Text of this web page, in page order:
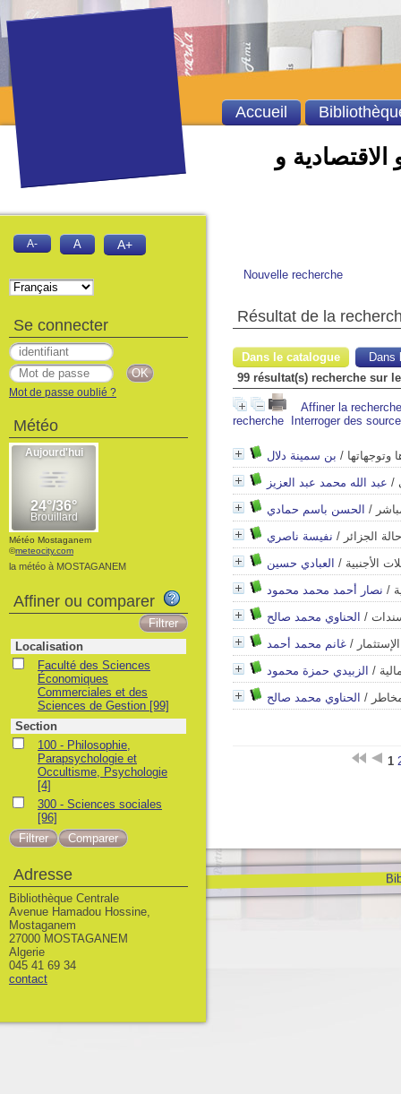
الاقتصادية و
Nouvelle recherche
Résultat de la
Dans le catalogue Dans
Affiner la recherche
recherche
Interroger des
وتوجهاتها / بن سمينة دلال
/ عبد الله محمد عبد العزيز
/ الحسن باسم حمادي
الجزائر / نفيسة ناصري
الأجنبية / العبادي حسين
/ نصار أحمد محمد محمود
/ الحناوي محمد صالح
/ غانم محمد أحمد
/ الزبيدي حمزة محمود
/ الحناوي محمد صالح
1
Accueil
A- A A+
Se connecter
Mot de passe oublié ?
Météo
Météo Mostaganem
©meteocity.com
la météo à MOSTAGANEM
Affiner ou comparer
Localisation
Faculté des Sciences
Économiques
Commerciales et des
Sciences de Gestion [99]
Section
100 - Philosophie,
Parapsychologie et
Occultisme, Psychologie
[4]
300 - Sciences sociales
[96]
Adresse
Bibliothèque Centrale
Avenue Hamadou Hossine,
Mostaganem
27000 MOSTAGANEM
Algerie
045 41 69 34
contact